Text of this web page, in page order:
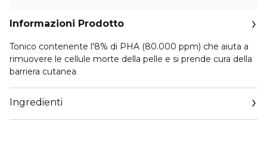
Informazioni Prodotto
Tonico contenente l'8% di PHA (80.000 ppm) che aiuta a
rimuovere le cellule morte della pelle e si prende cura della
barriera cutanea
Ingredienti